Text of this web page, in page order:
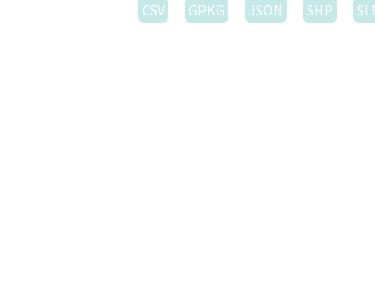
CSV
GPKG JSON SHP